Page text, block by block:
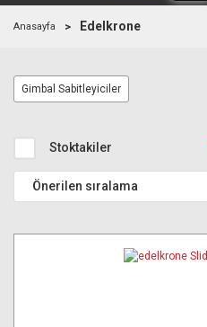
Canon R6 Mark III
Anasayfa Edelkrone
Gimbal Sabitleyiciler
Stoktakiler